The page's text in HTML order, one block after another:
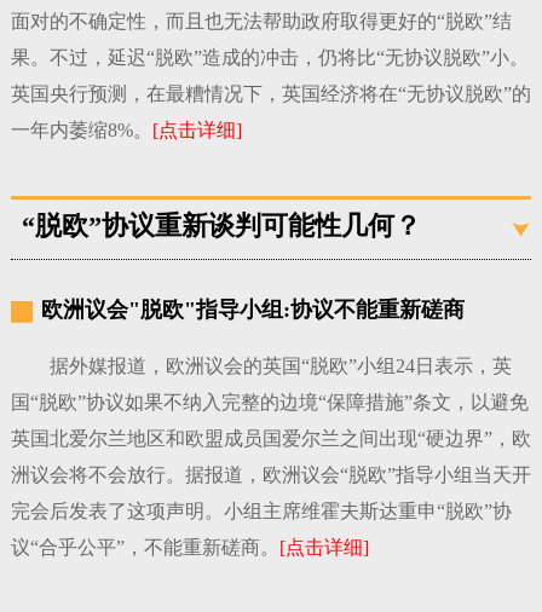
面对的不确定性，而且也无法帮助政府取得更好的“脱欧”结
果。不过，延迟“脱欧”造成的冲击，仍将比“无协议脱欧”小。
英国央行预测，在最糟情况下，英国经济将在“无协议脱欧”的
一年内萎缩8%。 [点击详细]
“脱欧”协议重新谈判可能性几何？
欧洲议会"脱欧"指导小组:协议不能重新磋商
据外媒报道，欧洲议会的英国“脱欧”小组24日表示，英
国“脱欧”协议如果不纳入完整的边境“保障措施”条文，以避免
英国北爱尔兰地区和欧盟成员国爱尔兰之间出现“硬边界”，欧
洲议会将不会放行。据报道，欧洲议会“脱欧”指导小组当天开
完会后发表了这项声明。小组主席维霍夫斯达重申“脱欧”协
议“合乎公平”，不能重新磋商。 [点击详细]